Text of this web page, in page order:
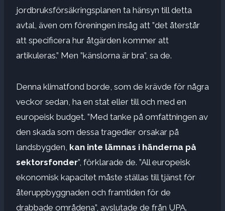
jordbruksförsäkringsplanen ta hänsyn till detta
avtal, även om föreningen insåg att ”det återstår
att specificera hur åtgärden kommer att
artikuleras.” Men ”känslorna är bra”, sa de.
Denna klimatfond borde, som de krävde för några
veckor sedan, ha en stat eller till och med en
europeisk budget. ”Med tanke på omfattningen av
den skada som dessa tragedier orsakar på
landsbygden, kan inte lämnas i händerna på
sektorsfonder”, förklarade de. ”All europeisk
ekonomisk kapacitet måste ställas till tjänst för
återuppbyggnaden och framtiden för de
drabbade områdena”, avslutade de från UPA.